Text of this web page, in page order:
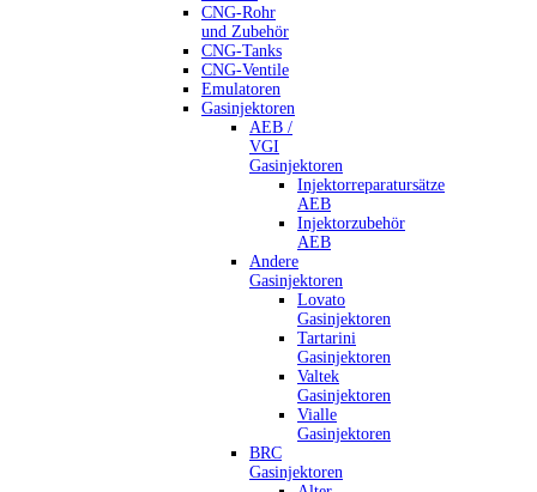
CNG-Rohr
und Zubehör
CNG-Tanks
CNG-Ventile
Emulatoren
Gasinjektoren
AEB /
VGI
Gasinjektoren
Injektorreparatursätze
AEB
Injektorzubehör
AEB
Andere
Gasinjektoren
Lovato
Gasinjektoren
Tartarini
Gasinjektoren
Valtek
Gasinjektoren
Vialle
Gasinjektoren
BRC
Gasinjektoren